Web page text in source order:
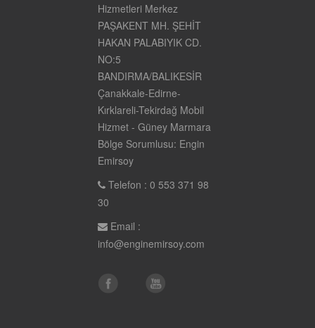
Hizmetleri Merkez
PAŞAKENT MH. ŞEHİT
HAKAN PALABIYIK CD.
NO:5
BANDIRMA/BALIKESİR
Çanakkale-Edirne-
Kırklareli-Tekirdağ Mobil
Hizmet - Güney Marmara
Bölge Sorumlusu: Engin
Emirsoy
Telefon : 0 553 371 98
30
Email :
info@enginemirsoy.com